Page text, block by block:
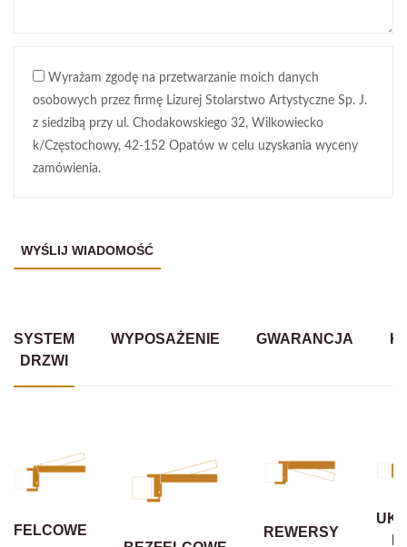
Wyrażam zgodę na przetwarzanie moich danych
osobowych przez firmę Lizurej Stolarstwo Artystyczne Sp. J.
z siedzibą przy ul. Chodakowskiego 32, Wilkowiecko
k/Częstochowy, 42-152 Opatów w celu uzyskania wyceny
zamówienia.
SYSTEM
DRZWI
WYPOSAŻENIE GWARANCJA
FELCOWE
REWERSY